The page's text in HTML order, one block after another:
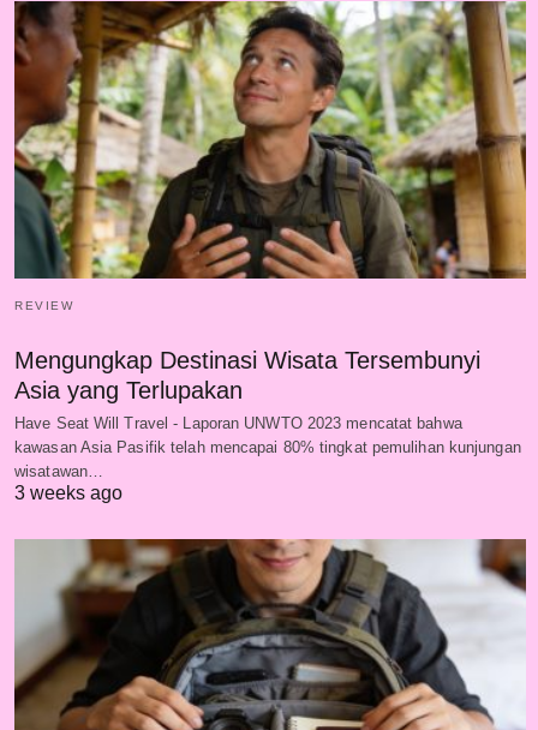
REVIEW
Mengungkap Destinasi Wisata Tersembunyi
Asia yang Terlupakan
Have Seat Will Travel - Laporan UNWTO 2023 mencatat bahwa
kawasan Asia Pasifik telah mencapai 80% tingkat pemulihan kunjungan
wisatawan…
3 weeks ago